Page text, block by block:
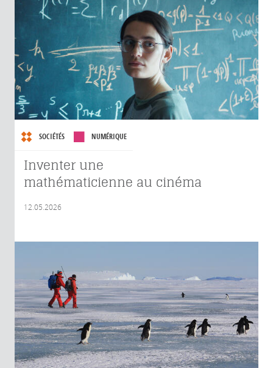
SOCIÉTÉS NUMÉRIQUE
Inventer une
mathématicienne au cinéma
12.05.2026